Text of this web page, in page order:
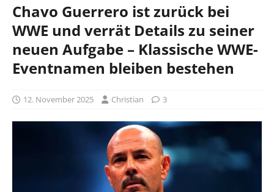
Chavo Guerrero ist zurück bei
WWE und verrät Details zu seiner
neuen Aufgabe – Klassische WWE-
Eventnamen bleiben bestehen
12. November 2025 Christian 3